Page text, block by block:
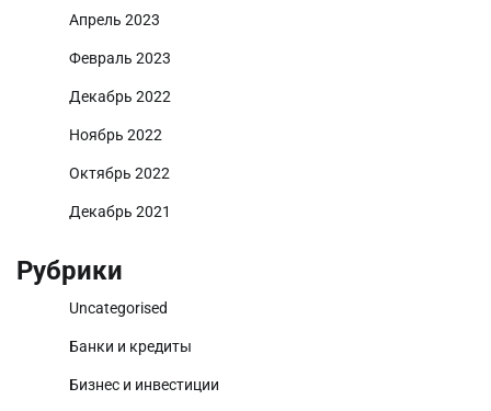
Апрель 2023
Февраль 2023
Декабрь 2022
Ноябрь 2022
Октябрь 2022
Декабрь 2021
Рубрики
Uncategorised
Банки и кредиты
Бизнес и инвестиции